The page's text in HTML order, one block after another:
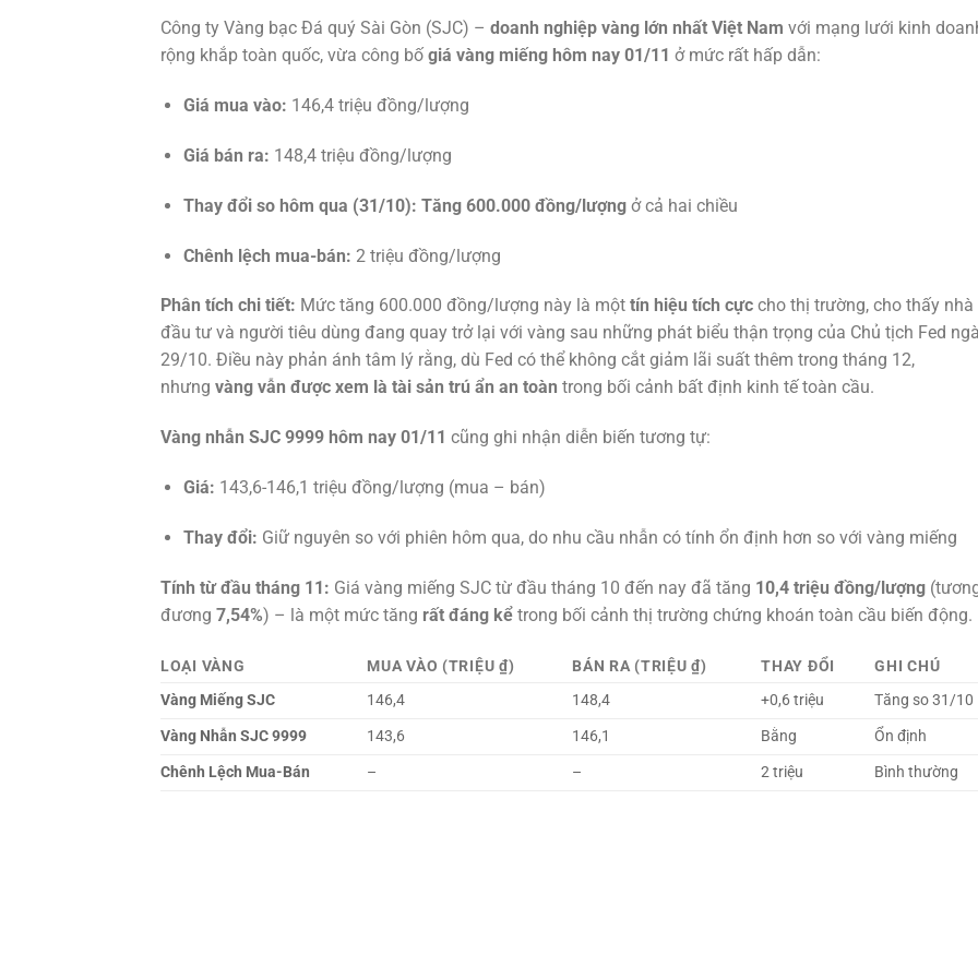
Công ty Vàng bạc Đá quý Sài Gòn (SJC) – doanh nghiệp vàng lớn nhất Việt Nam với mạng lưới kinh
rộng khắp toàn quốc, vừa công bố giá vàng miếng hôm nay 01/11 ở mức rất hấp dẫn:
Giá mua vào: 146,4 triệu đồng/lượng
Giá bán ra: 148,4 triệu đồng/lượng
Thay đổi so hôm qua (31/10): Tăng 600.000 đồng/lượngở cả hai chiều
Chênh lệch mua-bán: 2 triệu đồng/lượng
Phân tích chi tiết: Mức tăng 600.000 đồng/lượng này là một tín hiệu tích cực cho thị trường, cho thấy nhà
đầu tư và người tiêu dùng đang quay trở lại với vàng sau những phát biểu thận trọng của Chủ tịch Fed
29/10. Điều này phản ánh tâm lý rằng, dù Fed có thể không cắt giảm lãi suất thêm trong tháng 12,
nhưng vàng vẫn được xem là tài sản trú ẩn an toàn trong bối cảnh bất định kinh tế toàn cầu.
Vàng nhẫn SJC 9999 hôm nay 01/11 cũng ghi nhận diễn biến tương tự:
Giá: 143,6-146,1 triệu đồng/lượng (mua – bán)
Thay đổi: Giữ nguyên so với phiên hôm qua, do nhu cầu nhẫn có tính ổn định hơn so với vàng miếng
Tính từ đầu tháng 11: Giá vàng miếng SJC từ đầu tháng 10 đến nay đã tăng 10,4 triệu đồng/lượng
đương 7,54%) – là một mức tăng rất đáng kể trong bối cảnh thị trường chứng khoán toàn cầu biến động.
LOẠI VÀNG MUA VÀO (TRIỆU ₫) BÁN RA (TRIỆU ₫) THAY ĐỔI
GHI CHÚ
Vàng Miếng SJC
146,4 148,4 +0,6 triệu
Tăng so 31/10
Vàng Nhẫn SJC 9999
143,6 146,1 Bằng
Ổn định
Chênh Lệch Mua-Bán
– – 2 triệu Bình thường